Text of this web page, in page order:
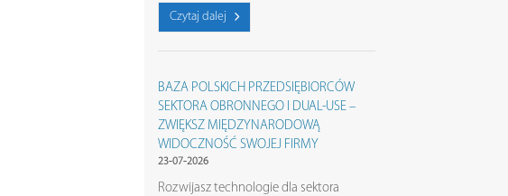
Czytaj dalej
BAZA POLSKICH PRZEDSIĘBIORCÓW
SEKTORA OBRONNEGO I DUAL-USE –
ZWIĘKSZ MIĘDZYNARODOWĄ
WIDOCZNOŚĆ SWOJEJ FIRMY
23-07-2026
Rozwijasz technologie dla sektora